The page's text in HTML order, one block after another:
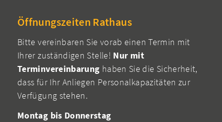
Öffnungszeiten Rathaus
Bitte vereinbaren Sie vorab einen Termin mit
Ihrer zuständigen Stelle! Nur mit
Terminvereinbarung haben Sie die Sicherheit,
dass für Ihr Anliegen Personalkapazitäten zur
Verfügung stehen.
Montag bis Donnerstag